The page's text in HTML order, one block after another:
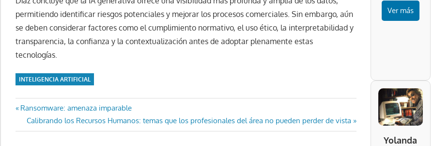
permitiendo identificar riesgos potenciales y mejorar los procesos comerciales. Sin embargo, aún
se deben considerar factores como el cumplimiento normativo, el uso ético, la interpretabilidad y
transparencia, la confianza y la contextualización antes de adoptar plenamente estas
tecnologías.
INTELIGENCIA ARTIFICIAL
Navegación
de
Entrada
anterior:
Ransomware: amenaza imparable
Entrada
siguiente:
Calibrando los Recursos Humanos: temas que los profesionales del área no pueden perder de vista
Ver más
Yolanda